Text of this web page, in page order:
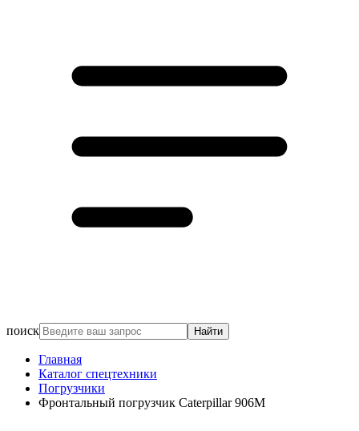
поиск
Главная
Каталог спецтехники
Погрузчики
Фронтальный погрузчик Caterpillar 906M